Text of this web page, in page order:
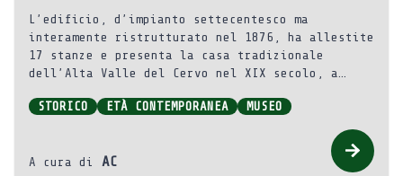
L’edificio, d’impianto settecentesco ma
interamente ristrutturato nel 1876, ha allestite
17 stanze e presenta la casa tradizionale
dell’Alta Valle del Cervo nel XIX secolo, a
stalla, camera da letto, granaio, oltre a
territorio: la scuola elementare femminile,
quella professionale a indirizzo edile, le
STORICO ETÀ CONTEMPORANEA MUSEO
A cura di AC